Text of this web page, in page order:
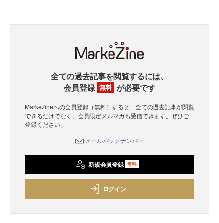
全ての過去記事を閲覧するには、
会員登録 無料 が必要です
MarkeZineへの会員登録（無料）すると、全ての過去記事が閲覧
できるだけでなく、会員限定メルマガも受信できます。ぜひご
登録ください。
メールバックナンバー
新規会員登録 無料
ログイン